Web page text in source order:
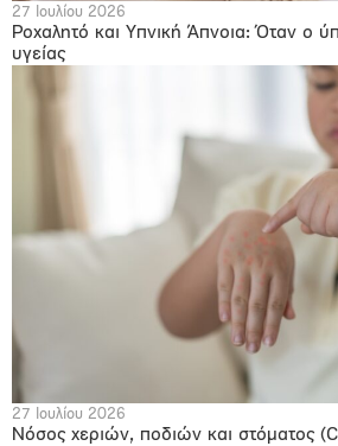
27 Ιουλίου 2026
Ροχαλητό και Υπνική Άπνοια: Όταν ο
υγείας
27 Ιουλίου 2026
Νόσος χεριών, ποδιών και στόματος